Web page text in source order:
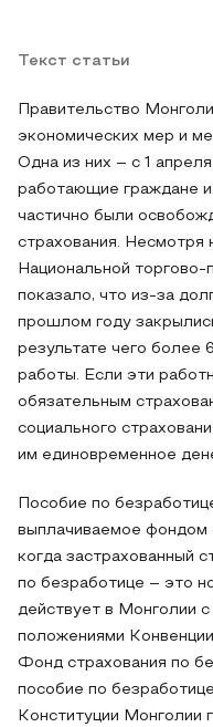
Текст статьи
Правительство
экономических мер и
Одна из них – с 1
работающие граждане
частично были
страхования. Несмотря
Национальной
показало, что из-за
прошлом году
результате чего более
работы. Если эти
обязательным
социального
им единовременное
Пособие по
выплачиваемое фондом
когда застрахованный
по безработице – это
действует в Монголии
положениями
Фонд страхования по
пособие по
Конституции Монголии